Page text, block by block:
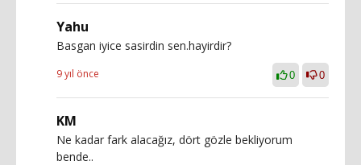
Yahu
Basgan iyice sasirdin sen.hayirdir?
9 yıl önce 0 0
KM
Ne kadar fark alacağız, dört gözle bekliyorum
bende..